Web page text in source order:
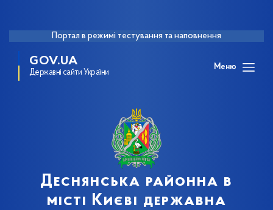
Портал в режимі тестування та наповнення
GOV.UA
Державні сайти України
Меню
Деснянська районна в
місті Києві державна